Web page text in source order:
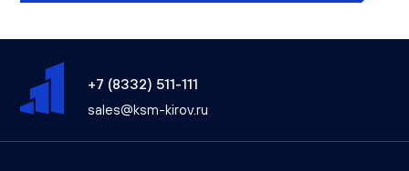
+7 (8332) 511-111
sales@ksm-kirov.ru